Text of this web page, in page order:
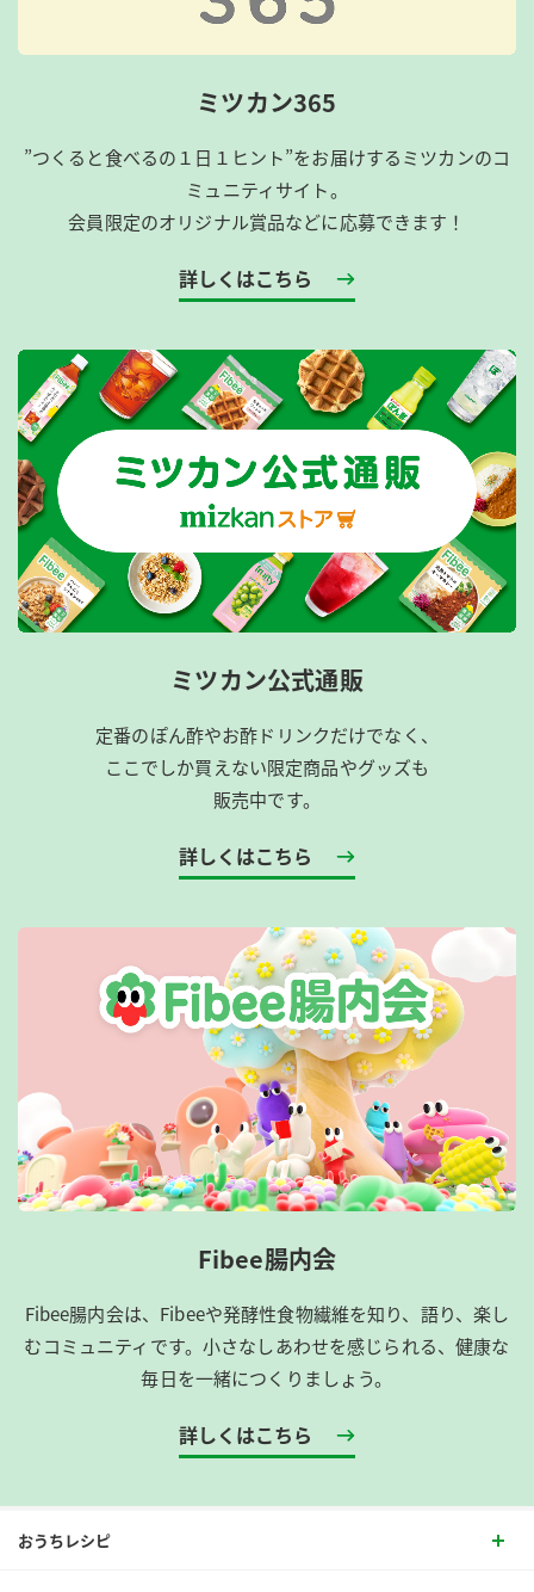
ミツカン365
”つくると食べるの１日１ヒント”をお届けするミツカンのコ
ミュニティサイト。
会員限定のオリジナル賞品などに応募できます！
詳しくはこちら
ミツカン公式通販
定番のぽん酢やお酢ドリンクだけでなく、
ここでしか買えない限定商品やグッズも
販売中です。
詳しくはこちら
Fibee腸内会
Fibee腸内会は、​Fibeeや発酵性食物繊維を知り、語り、楽し
むコミュニティです。​小さなしあわせを感じられる、健康な
毎日を一緒につくりましょう。
詳しくはこちら
おうちレシピ